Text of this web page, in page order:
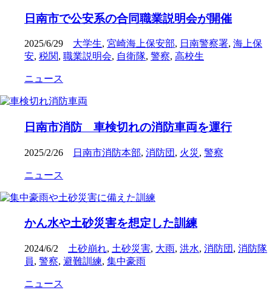
日南市で公安系の合同職業説明会が開催
2025/6/29 大学生, 宮崎海上保安部, 日南警察署, 海上保
安, 税関, 職業説明会, 自衛隊, 警察, 高校生
ニュース
日南市消防 車検切れの消防車両を運行
2025/2/26 日南市消防本部, 消防団 , 火災, 警察
ニュース
かん水や土砂災害を想定した訓練
2024/6/2 土砂崩れ, 土砂災害, 大雨, 洪水, 消防団 , 消防隊
員, 警察, 避難訓練, 集中豪雨
ニュース